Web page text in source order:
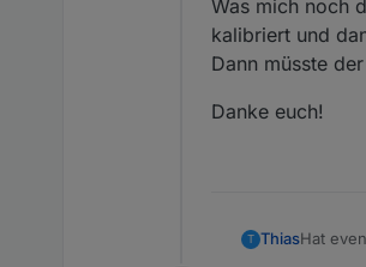
Was mich noch
kalibriert und
Dann müsste
Danke euch!
T ThiasHat